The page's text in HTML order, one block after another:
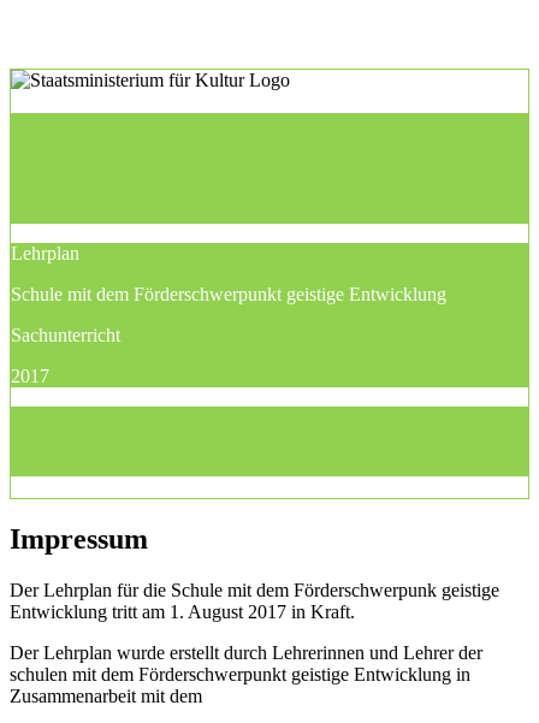
Lehrplan
Schule mit dem Förderschwerpunkt geistige Entwicklung
Sachunterricht
2017
Impressum
Der Lehrplan für die Schule mit dem Förderschwerpunk geistige
Entwicklung tritt am 1. August 2017 in Kraft.
Der Lehrplan wurde erstellt durch Lehrerinnen und Lehrer der
schulen mit dem Förderschwerpunkt geistige Entwicklung in
Zusammenarbeit mit dem